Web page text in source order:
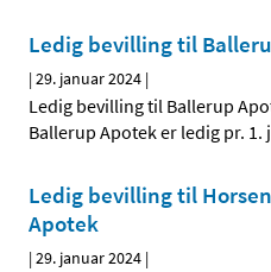
Ledig bevilling til
|29. januar 2024 |
Ledig bevilling til Ballerup
Ballerup Apotek er ledig pr. 1.
Ledig bevilling til
Apotek
|29. januar 2024 |